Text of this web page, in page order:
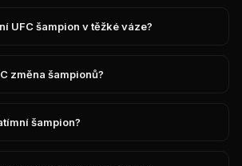
UFCšampion v těžké váze?
změna šampionů?
šampion?